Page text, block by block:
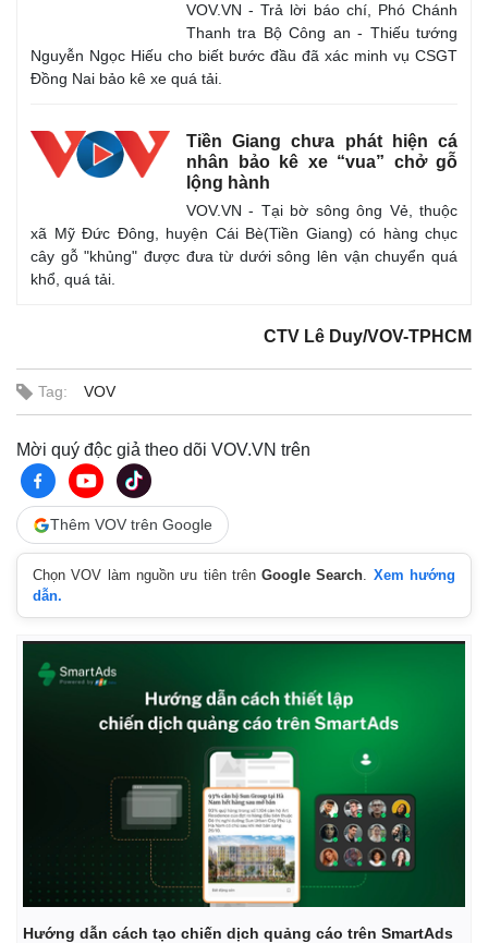
VOV.VN - Trả lời báo chí, Phó Chánh
Thanh tra Bộ Công an - Thiếu tướng
Nguyễn Ngọc Hiếu cho biết bước đầu đã xác minh vụ CSGT
Đồng Nai bảo kê xe quá tải.
Tiền Giang chưa phát hiện cá
nhân bảo kê xe “vua” chở gỗ
lộng hành
VOV.VN - Tại bờ sông ông Vẻ, thuộc
xã Mỹ Đức Đông, huyện Cái Bè(Tiền Giang) có hàng chục
cây gỗ "khủng" được đưa từ dưới sông lên vận chuyển quá
khổ, quá tải.
CTV Lê Duy/VOV-TPHCM
Tag: VOV
Mời quý độc giả theo dõi VOV.VN trên
Thêm VOV trên Google
Chọn VOV làm nguồn ưu tiên trênGoogle Search. Xem hướng
dẫn.
Hướng dẫn cách tạo chiến dịch quảng cáo trên SmartAds